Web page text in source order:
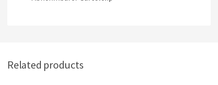
Related products